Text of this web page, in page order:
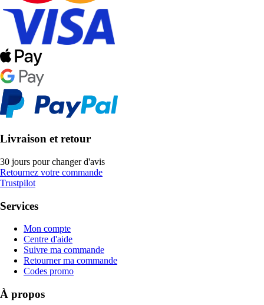
Livraison et retour
30 jours pour changer d'avis
Retournez votre commande
Trustpilot
Services
Mon compte
Centre d'aide
Suivre ma commande
Retourner ma commande
Codes promo
À propos